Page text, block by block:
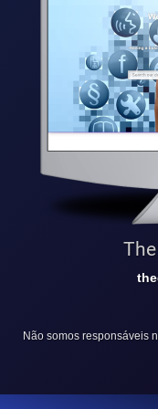
Não somos responsáveis